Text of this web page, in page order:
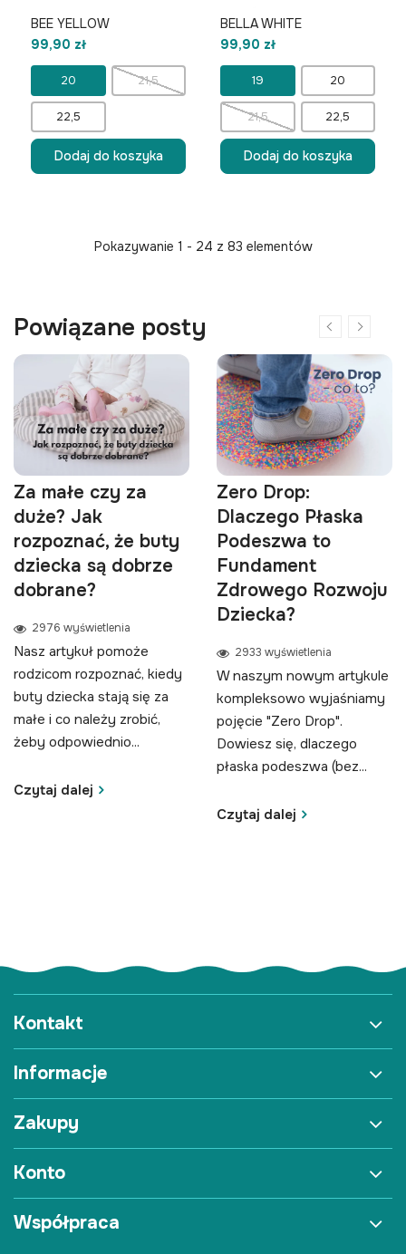
BEE YELLOW
99,90 zł
20 21,5
22,5
Dodaj do koszyka
BELLA WHITE
99,90 zł
19 20
21,5 22,5
Dodaj do koszyka
Pokazywanie 1 - 24 z 83 elementów
Powiązane posty
Za małe czy za
duże? Jak
rozpoznać, że buty
dziecka są dobrze
dobrane?
2976 wyświetlenia
Nasz artykuł pomoże
rodzicom rozpoznać, kiedy
buty dziecka stają się za
małe i co należy zrobić,
żeby odpowiednio...
Czytaj dalej
Zero Drop:
Dlaczego Płaska
Podeszwa to
Fundament
Zdrowego Rozwoju
Dziecka?
2933 wyświetlenia
W naszym nowym artykule
kompleksowo wyjaśniamy
pojęcie "Zero Drop".
Dowiesz się, dlaczego
płaska podeszwa (bez...
Czytaj dalej
Kontakt
Informacje
Zakupy
Konto
Współpraca